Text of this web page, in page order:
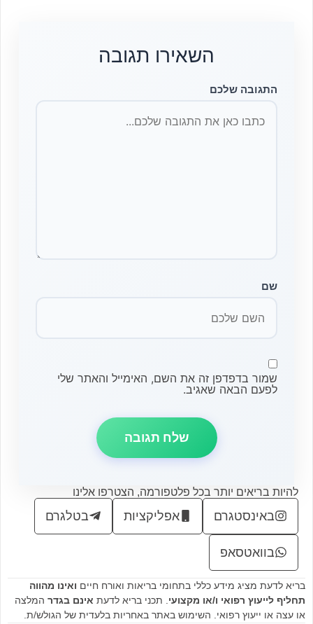
השאירו תגובה
התגובה שלכם
שם
שמור בדפדפן זה את השם, האימייל והאתר שלי
לפעם הבאה שאגיב.
להיות בריאים יותר בכל פלטפורמה, הצטרפו אלינו
באינסטגרם אפליקציות בטלגרם
בוואטסאפ
בריא לדעת מציג מידע כללי בתחומי בריאות ואורח חיים ואינו מהווה
תחליף לייעוץ רפואי ו/או מקצועי . תכני בריא לדעת אינם בגדר המלצה
או עצה או ייעוץ רפואי. השימוש באתר באחריות בלעדית של הגולש/ת.